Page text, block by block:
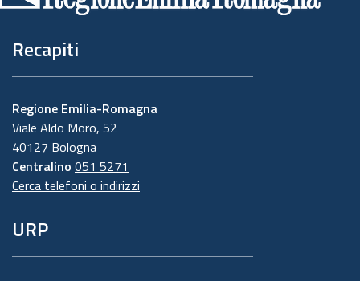
Recapiti
Regione Emilia-Romagna
Viale Aldo Moro, 52
40127 Bologna
Centralino 051 5271
Cerca telefoni o indirizzi
URP